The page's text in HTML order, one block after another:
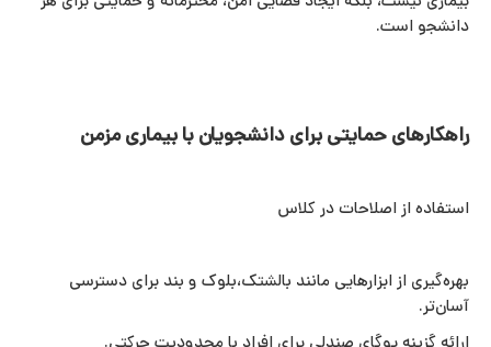
دانشجو است.
راهکارهای حمایتی برای دانشجویان با بیماری مزمن
استفاده از اصلاحات در کلاس
بهره‌گیری از ابزارهایی مانند بالشتک،بلوک و بند برای دسترسی
آسان‌تر.